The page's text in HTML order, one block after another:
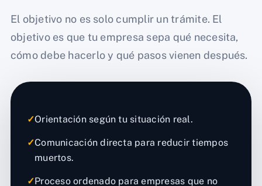
El objetivo no es solo cumplir un trámite. El
objetivo es que tu empresa sepa qué necesita,
cómo debe hacerlo y qué pasos vienen después.
✓Orientación según tu situación real.
✓Comunicación directa para reducir tiempos
muertos.
✓Proceso ordenado para empresas que no